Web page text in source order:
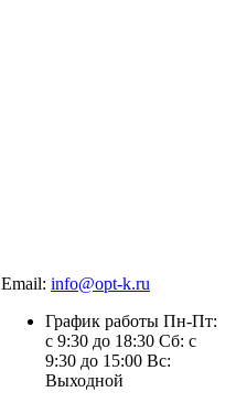
Email: info@opt-k.ru
График работы Пн-Пт:
с 9:30 до 18:30 Сб: с
9:30 до 15:00 Вс:
Выходной